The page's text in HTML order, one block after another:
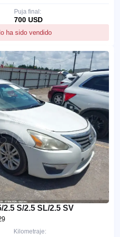
ha sido vendido
Puja final:
700 USD
2.5 S/2.5 SL/2.5 SV
Kilometraje: